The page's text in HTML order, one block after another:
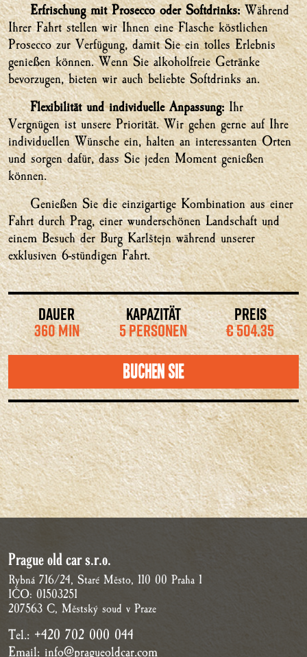
Erfrischung mit Prosecco oder Softdrinks:Während
Ihrer Fahrt stellen wir Ihnen eine Flasche köstlichen
Prosecco zur Verfügung, damit Sie ein tolles Erlebnis
genießen können. Wenn Sie alkoholfreie Getränke
bevorzugen, bieten wir auch beliebte Softdrinks an.
Flexibilität und individuelle Anpassung:Ihr
Vergnügen ist unsere Priorität. Wir gehen gerne auf Ihre
individuellen Wünsche ein, halten an interessanten Orten
und sorgen dafür, dass Sie jeden Moment genießen
können.
Genießen Sie die einzigartige Kombination aus einer
Fahrt durch Prag, einer wunderschönen Landschaft und
einem Besuch der Burg Karlštejn während unserer
exklusiven 6-stündigen Fahrt.
DAUER
360 MIN
KAPAZITÄT
5 PERSONEN
PREIS
€ 504.35
Buchen Sie
Prague old car s.r.o.
Rybná 716/24, Staré Město, 110 00 Praha 1
IČO: 01503251
207563 C, Městský soud v Praze
Tel.: +420 702 000 044
Email: info@pragueoldcar.com